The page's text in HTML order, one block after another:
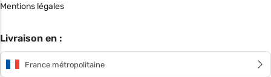
Mentions légales
Livraison en :
France métropolitaine